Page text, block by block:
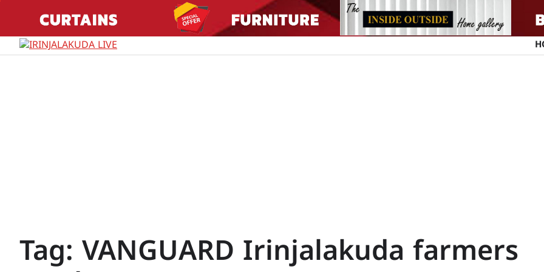
content
Tag: VANGUARD Irinjalakuda farmers